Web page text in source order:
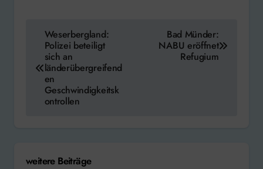
Beitragsnavigation
Weserbergland:
Polizei beteiligt
sich an
länderübergreifend
en
Geschwindigkeitsk
ontrollen
Bad Münder:
NABU eröffnet
Refugium
weitere Beiträge